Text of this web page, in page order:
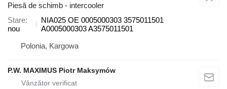
Piesă de schimb - intercooler
Stare
nou
NIA025 OE 0005000303 3575011501
A0005000303 A3575011501
Polonia, Kargowa
P.W. MAXIMUS Piotr Maksymów